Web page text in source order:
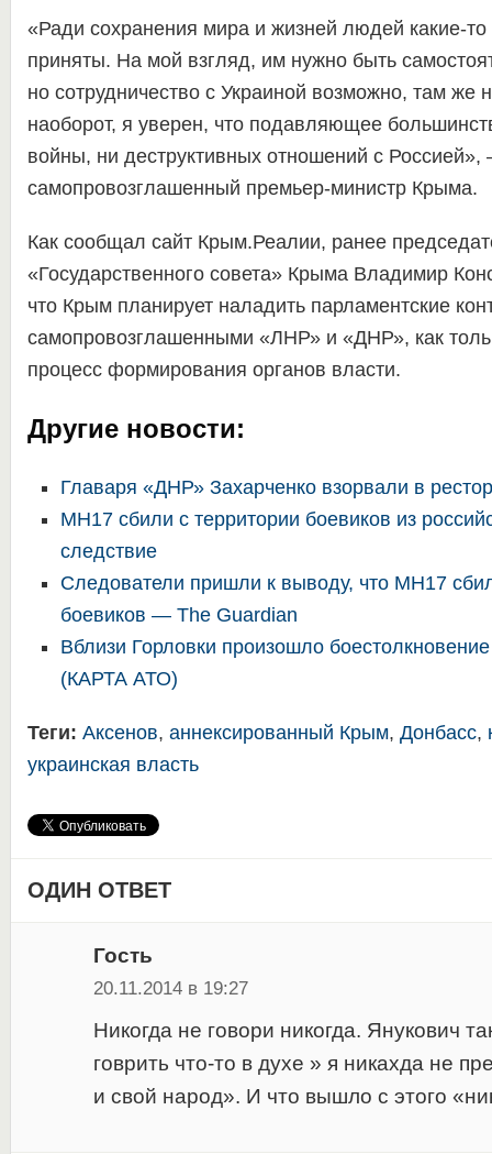
«Ради сохранения мира и жизней людей какие-
приняты. На мой взгляд, им нужно быть
но сотрудничество с Украиной возможно, там же
наоборот, я уверен, что подавляющее
войны, ни деструктивных отношений с Россией»,
самопровозглашенный премьер-министр Крыма.
Как сообщал сайт Крым.Реалии, ранее
«Государственного совета» Крыма Владимир
что Крым планирует наладить парламентские
самопровозглашенными «ЛНР» и «ДНР», как
процесс формирования органов власти.
Другие новости:
Главаря «ДНР» Захарченко взорвали в
MH17 сбили с территории боевиков из
следствие
Следователи пришли к выводу, что MH17
боевиков — The Guardian
Вблизи Горловки произошло
(КАРТА АТО)
Теги: Аксенов, аннексированный Крым, Донбасс,
украинская власть
ОДИН ОТВЕТ
Гость
20.11.2014 в 19:27
Никогда не говори никогда. Янукович
говрить что-то в духе » я никахда не
и свой народ». И что вышло с этого